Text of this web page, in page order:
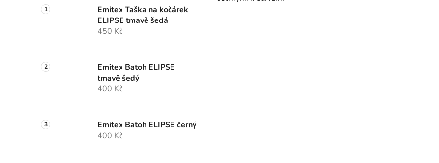
Emitex Taška na kočárek
ELIPSE tmavě šedá
450 Kč
Emitex Batoh ELIPSE
tmavě šedý
400 Kč
Emitex Batoh ELIPSE černý
400 Kč